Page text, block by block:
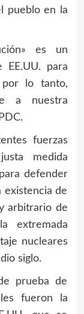
pueblo en la
es un
para
lo tanto,
a nuestra
fuerzas
medida
defender
existencia de
arbitrario de
extremada
nucleares
siglo.
prueba de
fueron la